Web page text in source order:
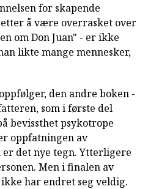
for skapende
å være overrasket over
om Don Juan" - er ikke
likte mange mennesker,
den andre boken -
som i første del
bevissthet psykotrope
oppfatningen av
det nye tegn. Ytterligere
Men i finalen av
har endret seg veldig.